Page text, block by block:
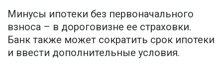
Минусы ипотеки без первоначального
взноса – в дороговизне ее страховки.
Банк также может сократить срок ипотеки
и ввести дополнительные условия.